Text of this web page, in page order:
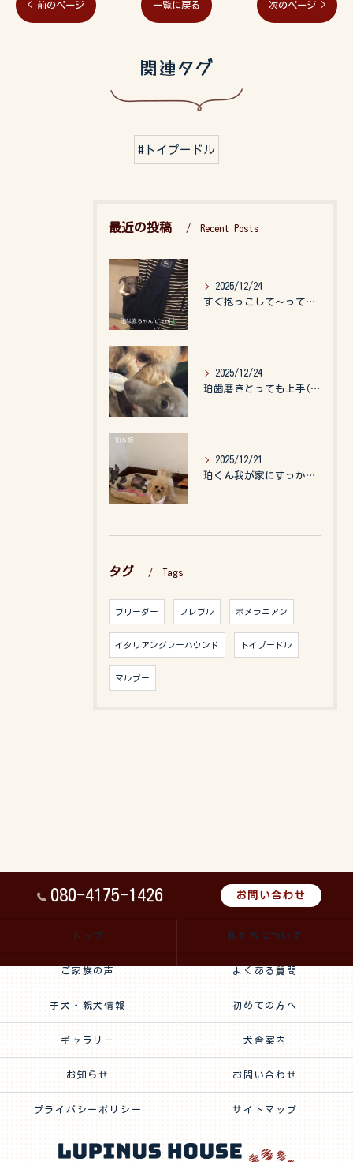
< 前のページ 一覧に戻る 次のページ >
関連タグ
#トイプードル
最近の投稿 Recent Posts
2025/12/24
すぐ抱っこして〜って言うので、抱っこ紐に入れてゆらゆら☺️
2025/12/24
珀歯磨きとっても上手(о´∀`о)
2025/12/21
珀くん我が家にすっかりなれて、キッズのお世話もしてくれて、今...
タグ Tags
ブリーダー フレブル ポメラニアン
イタリアングレーハウンド トイプードル
マルプー
080-4175-1426 お問い合わせ
トップ 私たちについて
ご家族の声 よくある質問
子犬・親犬情報 初めての方へ
ギャラリー 犬舎案内
お知らせ お問い合わせ
プライバシーポリシー サイトマップ